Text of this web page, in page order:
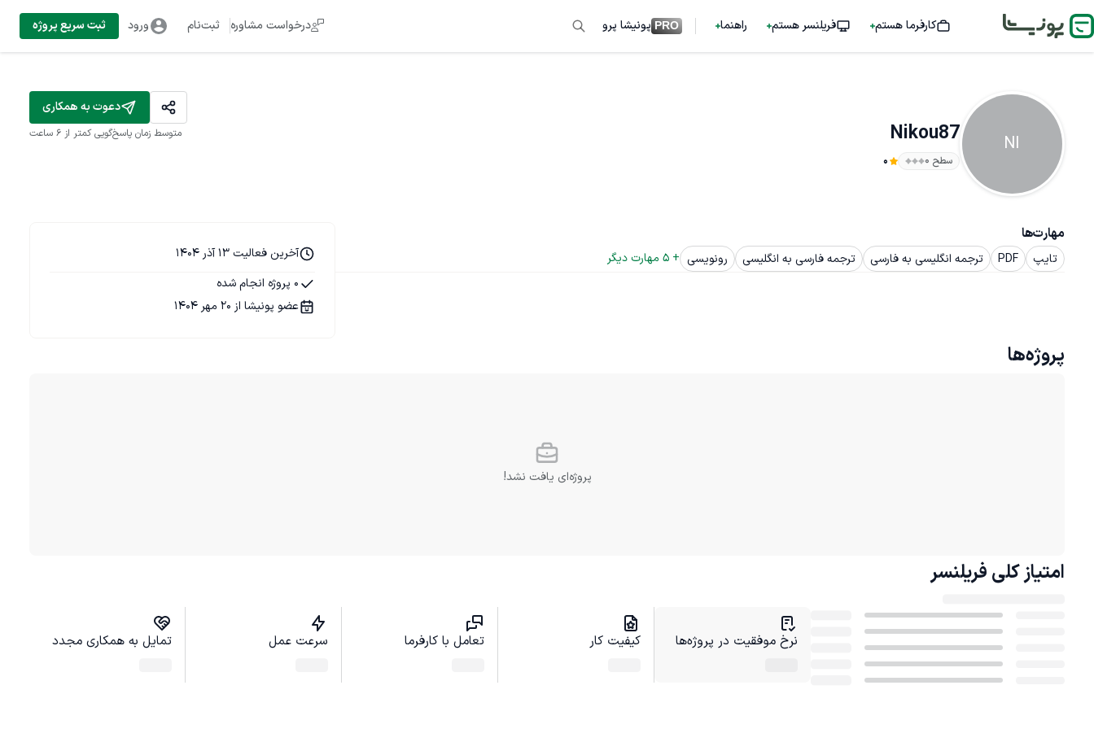
کارفرما هستم فریلنسر هستم راهنما PRO پونیشا پرو درخواست مشاوره ثبت‌نام ورود ثبت سریع پروژه
NI
Nikou87
سطح ۰ 0
دعوت به همکاری
متوسط زمان پاسخ‌گویی کمتر از 6 ساعت
مهارت‌ها
تایپ PDF ترجمه انگلیسی به فارسی ترجمه فارسی به انگلیسی رونویسی +
5 مهارت دیگر
آخرین فعالیت 13 آذر 1404
0 پروژه انجام شده
عضو پونیشا از 20 مهر 1404
پروژه‌ها
پروژه‌ای یافت نشد!
امتیاز کلی فریلنسر
نرخ موفقیت در پروژه‌ها کیفیت کار تعامل با کارفرما سرعت عمل تمایل به همکاری مجدد